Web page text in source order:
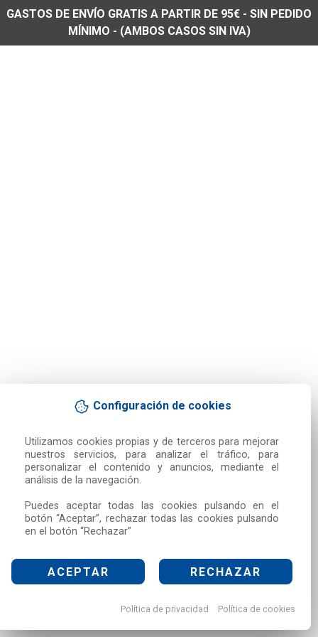
Configuración de cookies
Utilizamos cookies propias y de terceros para mejorar
nuestros servicios, para analizar el tráfico, para
personalizar el contenido y anuncios, mediante el
análisis de la navegación.
Puedes aceptar todas las cookies pulsando en el
botón “Aceptar”, rechazar todas las cookies pulsando
en el botón “Rechazar”
ACEPTAR RECHAZAR
Política de privacidad Política de cookies
GASTOS DE ENVÍO GRATIS A PARTIR DE 95€ - SIN PEDIDO
MÍNIMO - (AMBOS CASOS SIN IVA)